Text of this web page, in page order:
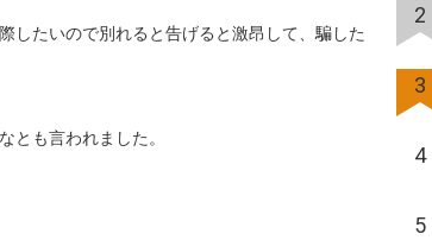
したいので別れると告げると激昂して、騙した
とも言われました。
2
3
4
5